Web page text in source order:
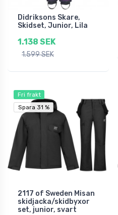
Didriksons Skare,
Skidset, Junior, Lila
1.138 SEK
1.599 SEK
Fri frakt
Spara 31 %
Spara 31 %
2117 of Sweden Misan
skidjacka/skidbyxor
set, junior, svart